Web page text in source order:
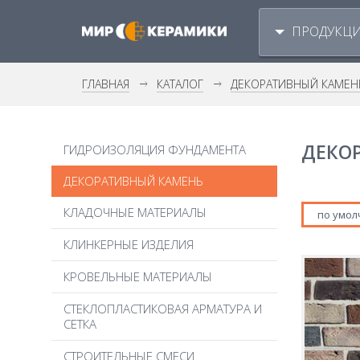
ГЛАВНАЯ КАТАЛОГ ДЕКОРАТИВНЫЙ
ГИДРОИЗОЛЯЦИЯ ФУНДАМЕНТА
ДЕКОРАТИВНЫЙ КАМЕНЬ
КЛАДОЧНЫЕ МАТЕРИАЛЫ
ГАЗОБЕТОН
КЕРАМИЧЕСКИЙ БЛОК
КИРПИЧ BRICK HOUSE
КИРПИЧ РУЧНОЙ ФОРМОВКИ
КЛИНКЕРНЫЙ КИРПИЧ
ОБЛИЦОВОЧНЫЙ КИРПИЧ
КЛИНКЕРНЫЕ ИЗДЕЛИЯ
КЛИНКЕРНАЯ БРУСЧАТКА
КЛИНКЕРНАЯ ПЛИТКА
КЛИНКЕРНЫЕ КРЫШКИ ДЛЯ ЗАБОРА
КЛИНКЕРНЫЕ ПОДОКОННИКИ
КЛИНКЕРНЫЕ СТУПЕНИ
КРОВЕЛЬНЫЕ МАТЕРИАЛЫ
ГИБКАЯ БИТУМНАЯ ЧЕРЕПИЦА
КЕРАМИЧЕСКАЯ ЧЕРЕПИЦА
КРОВЕЛЬНЫЕ АКСЕССУАРЫ
СТЕКЛОПЛАСТИКОВАЯ АРМАТУРА И
СЕТКА
СТРОИТЕЛЬНЫЕ СМЕСИ
по